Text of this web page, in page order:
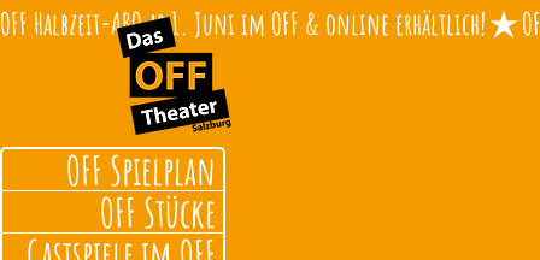
OFF Halbzeit-ABO ab 1. Juni im OFF & online erhältlich!
OFF Spielplan
OFF Stücke